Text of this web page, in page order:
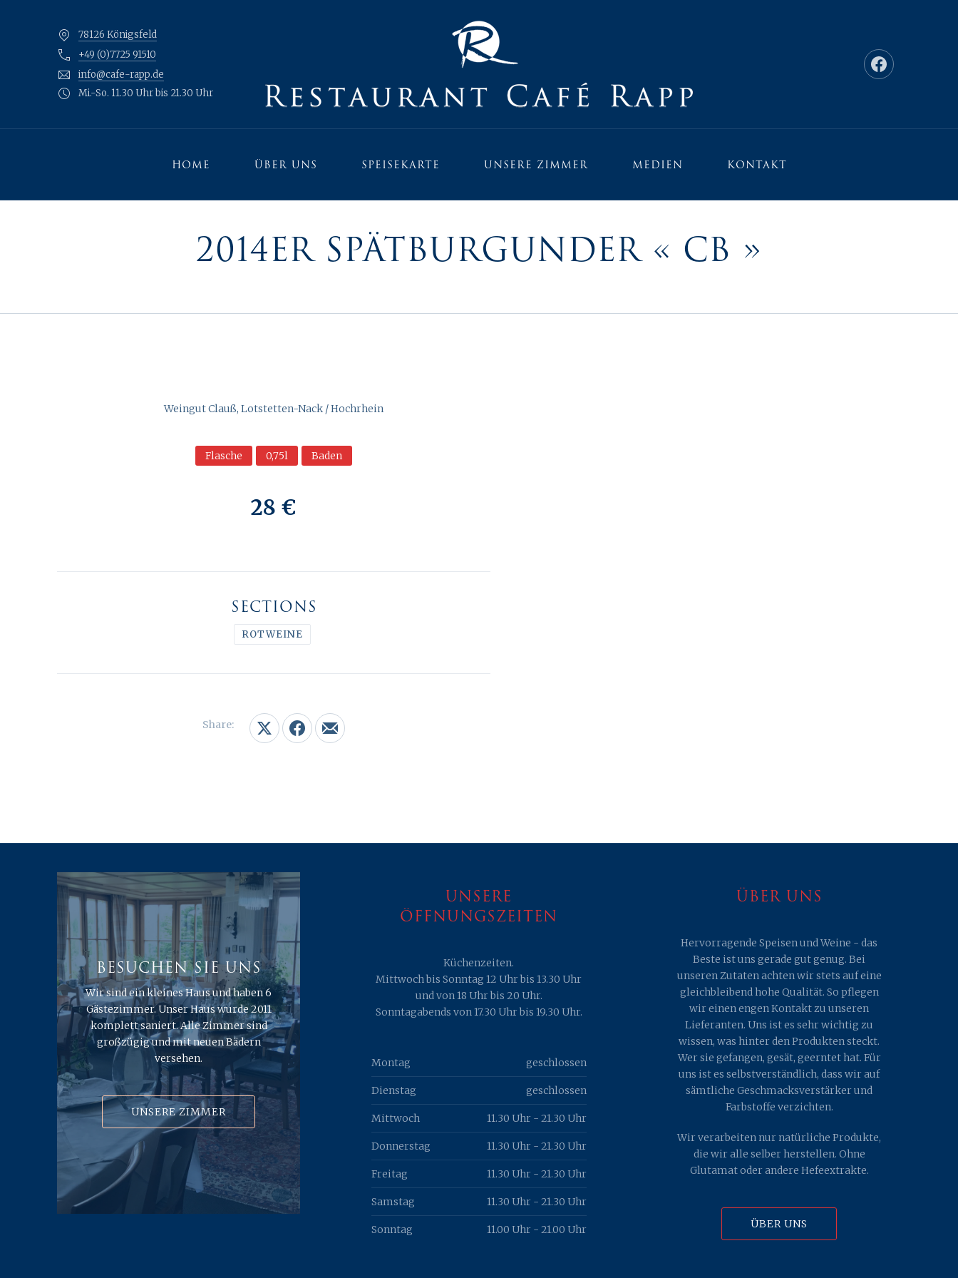
78126 Königsfeld
+49 (0)7725 91510
info@cafe-rapp.de
Mi.-So. 11.30 Uhr bis 21.30 Uhr
Neues Fenster
HOME ÜBER UNS SPEISEKARTE UNSERE ZIMMER MEDIEN KONTAKT
2014ER SPÄTBURGUNDER « CB »
Weingut Clauß, Lotstetten-Nack / Hochrhein
Flasche 0,75l Baden
28 €
SECTIONS
ROTWEINE
Share:
Share on XShare on Facebook
Share by Email
BESUCHEN SIE UNS
Wir sind ein kleines Haus und haben 6
Gästezimmer. Unser Haus wurde 2011
komplett saniert. Alle Zimmer sind
großzügig und mit neuen Bädern
versehen.
UNSERE ZIMMER
UNSERE
ÖFFNUNGSZEITEN
Küchenzeiten.
Mittwoch bis Sonntag 12 Uhr bis 13.30 Uhr
und von 18 Uhr bis 20 Uhr.
Sonntagabends von 17.30 Uhr bis 19.30 Uhr.
Montag geschlossen
Dienstag geschlossen
Mittwoch 11.30 Uhr - 21.30 Uhr
Donnerstag 11.30 Uhr - 21.30 Uhr
Freitag 11.30 Uhr - 21.30 Uhr
Samstag 11.30 Uhr - 21.30 Uhr
Sonntag 11.00 Uhr - 21.00 Uhr
ÜBER UNS
Hervorragende Speisen und Weine - das
Beste ist uns gerade gut genug. Bei
unseren Zutaten achten wir stets auf eine
gleichbleibend hohe Qualität. So pflegen
wir einen engen Kontakt zu unseren
Lieferanten. Uns ist es sehr wichtig zu
wissen, was hinter den Produkten steckt.
Wer sie gefangen, gesät, geerntet hat. Für
uns ist es selbstverständlich, dass wir auf
sämtliche Geschmacksverstärker und
Farbstoffe verzichten.
Wir verarbeiten nur natürliche Produkte,
die wir alle selber herstellen. Ohne
Glutamat oder andere Hefeextrakte.
ÜBER UNS